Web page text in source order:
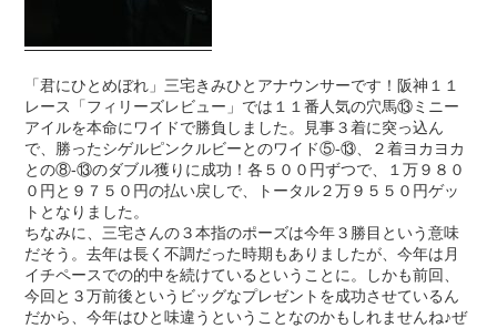
「君にひとめぼれ」三宅きみひとアナウンサーです！阪神１１
レース「フィリーズレビュー」では１１番人気の穴馬⑬ミニー
アイルを本命にワイドで勝負しました。見事３着に突っ込ん
で、勝ったシゲルピンクルビーとのワイド⑤-⑬、２着ヨカヨカ
との⑧-⑬のダブル獲りに成功！各５００円ずつで、１万９８０
０円と９７５０円の払い戻しで、トータル２万９５５０円ゲッ
トとなりました。
ちなみに、三宅さんの３本指のポーズは今年３勝目という意味
だそう。去年は長く不調だった時期もありましたが、今年は月
イチペースでの的中を続けているということに。しかも前回、
今回と３万前後というビッグなプレゼントを成功させているん
だから、今年はひと味違うということなのかもしれませんね♪ぜ